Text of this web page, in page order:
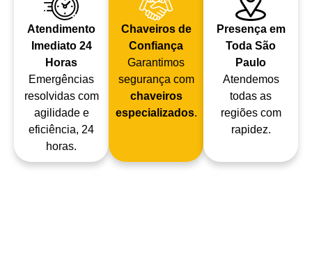
Atendimento
Imediato 24
Horas
Emergências
resolvidas com
agilidade e
eficiência, 24
horas.
Chaveiros de
Confiança
Garantimos
segurança com
chaveiros
especializados.
Presença em
Toda São
Paulo
Atendemos
todas as
regiões com
rapidez.